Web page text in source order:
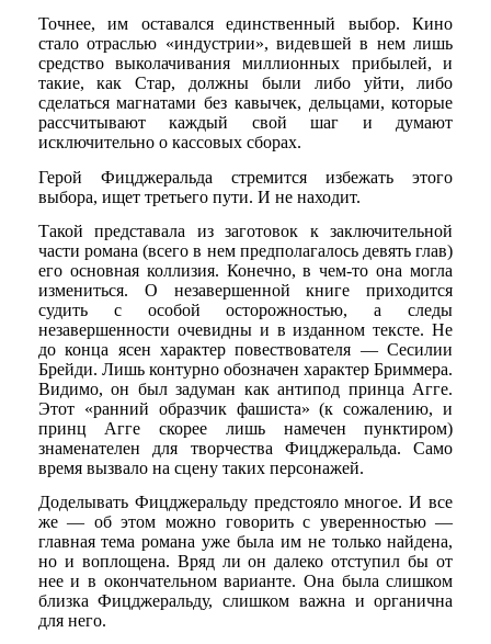
Точнее, им оставался единственный выбор. Кино
стало отраслью «индустрии», видевшей в нем лишь
средство выколачивания миллионных прибылей, и
такие, как Стар, должны были либо уйти, либо
сделаться магнатами без кавычек, дельцами, которые
рассчитывают каждый свой шаг и думают
исключительно о кассовых сборах.
Герой Фицджеральда стремится избежать этого
выбора, ищет третьего пути. И не находит.
Такой представала из заготовок к заключительной
части романа (всего в нем предполагалось девять глав)
его основная коллизия. Конечно, в чем-то она могла
измениться. О незавершенной книге приходится
судить с особой осторожностью, а следы
незавершенности очевидны и в изданном тексте. Не
до конца ясен характер повествователя — Сесилии
Брейди. Лишь контурно обозначен характер Бриммера.
Видимо, он был задуман как антипод принца Агге.
Этот «ранний образчик фашиста» (к сожалению, и
принц Агге скорее лишь намечен пунктиром)
знаменателен для творчества Фицджеральда. Само
время вызвало на сцену таких персонажей.
Доделывать Фицджеральду предстояло многое. И все
же — об этом можно говорить с уверенностью —
главная тема романа уже была им не только найдена,
но и воплощена. Вряд ли он далеко отступил бы от
нее и в окончательном варианте. Она была слишком
близка Фицджеральду, слишком важна и органична
для него.